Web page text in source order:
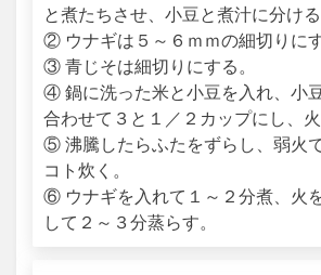
と煮たちさせ、小豆と煮汁に分ける
② ウナギは５～６ｍｍの細切りにす
③ 青じそは細切りにする。
④ 鍋に洗った米と小豆を入れ、小
合わせて３と１／２カップにし、火
⑤ 沸騰したらふたをずらし、弱火
コト炊く。
⑥ ウナギを入れて１～２分煮、火
して２～３分蒸らす。